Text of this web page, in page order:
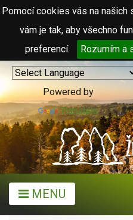
Pomocí cookies vás na našich
vám je tak, aby všechno
preferencí.
Rozumím a
Powered by
Translate
MENU